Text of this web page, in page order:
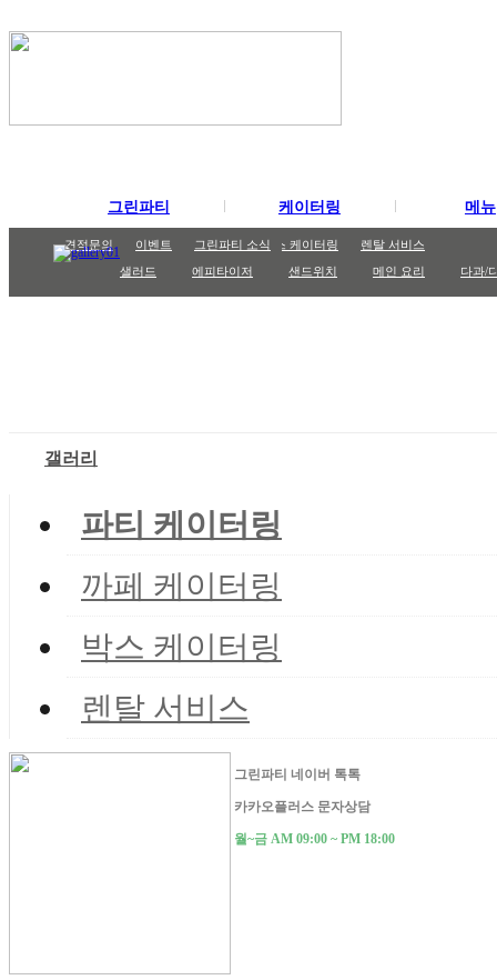
그린파티
그린파티 포트폴리오 STAFF 소개
케이터링
케이터링
메뉴
파티메뉴
샐러드
에피타이저 샌드위치 메인 요리 다과/
도시락/런치박스 고메박스
파티 케이터링 까페 케이터링 박스 케이터링 렌탈 서비스
견적문의 이벤트 그린파티 소식
갤러리
파티 케이터링
까페 케이터링
박스 케이터링
렌탈 서비스
그린파티 네이버 톡톡
카카오플러스 문자상담
월~금 AM 09:00 ~ PM 18:00